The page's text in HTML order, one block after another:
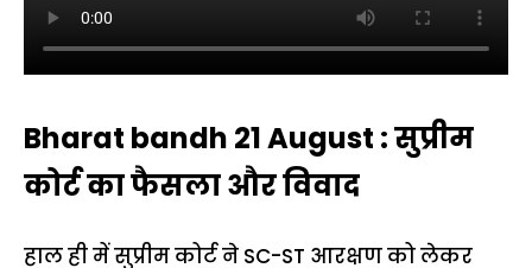
Bharat bandh 21 August : सुप्रीम
कोर्ट का फैसला और विवाद
हाल ही में सुप्रीम कोर्ट ने SC-ST आरक्षण को लेकर